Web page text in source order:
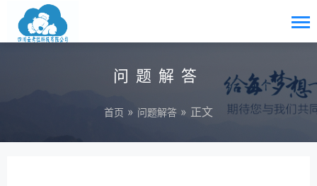
问题解答
首页 » 问题解答 » 正文